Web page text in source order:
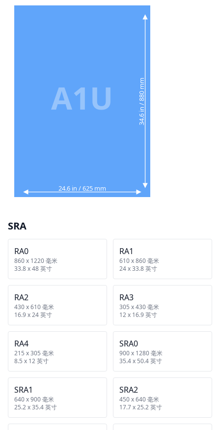
24.6 in / 625 mm
34.6 in / 880 mm
A1U
SRA
RA0
860 x 1220 毫米
33.8 x 48 英寸
RA1
610 x 860 毫米
24 x 33.8 英寸
RA2
430 x 610 毫米
16.9 x 24 英寸
RA3
305 x 430 毫米
12 x 16.9 英寸
RA4
215 x 305 毫米
8.5 x 12 英寸
SRA0
900 x 1280 毫米
35.4 x 50.4 英寸
SRA1
640 x 900 毫米
25.2 x 35.4 英寸
SRA2
450 x 640 毫米
17.7 x 25.2 英寸